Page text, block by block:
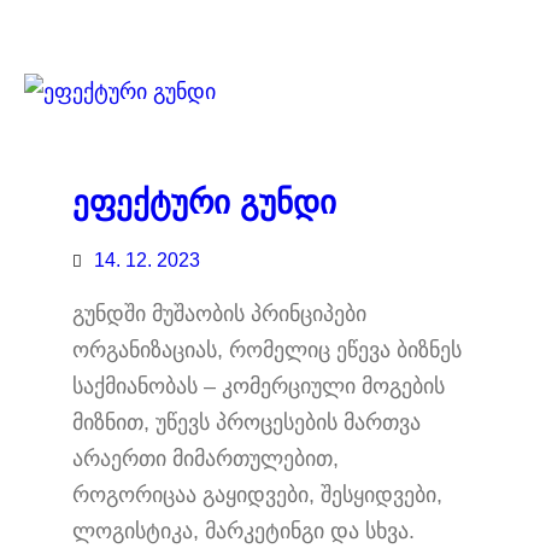
ეფექტური გუნდი
14. 12. 2023
გუნდში მუშაობის პრინციპები
ორგანიზაციას, რომელიც ეწევა ბიზნეს
საქმიანობას – კომერციული მოგების
მიზნით, უწევს პროცესების მართვა
არაერთი მიმართულებით,
როგორიცაა გაყიდვები, შესყიდვები,
ლოგისტიკა, მარკეტინგი და სხვა.